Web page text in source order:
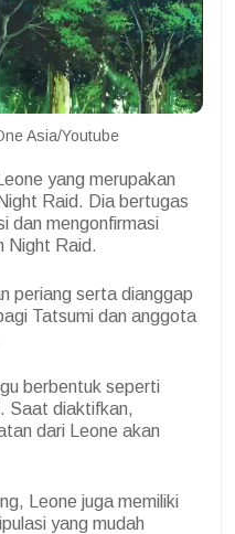
Asia/Youtube
yang merupakan
Raid. Dia bertugas
dan mengonfirmasi
Night Raid.
periang serta dianggap
Tatsumi dan anggota
berbentuk seperti
Saat diaktifkan,
dari Leone akan
Leone juga memiliki
yang mudah